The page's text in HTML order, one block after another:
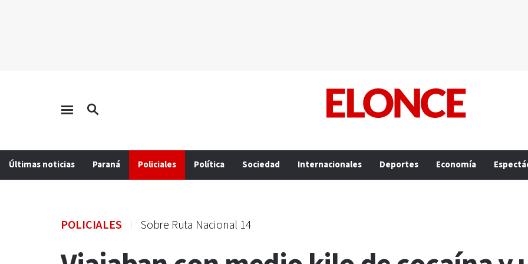
Últimas noticias Paraná Policiales Política Sociedad Internacionales Deportes Economía
POLICIALES Sobre Ruta Nacional 14